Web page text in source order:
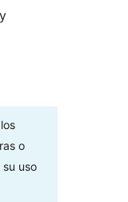
o
uso